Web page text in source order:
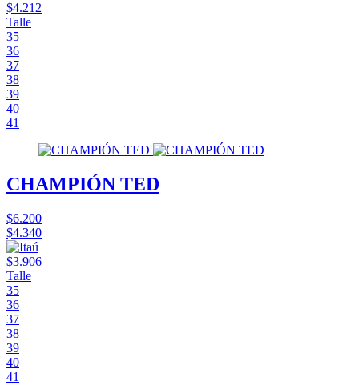
$4.212
Talle
35
36
37
38
39
40
41
CHAMPIÓN TED
$6.200
$4.340
$3.906
Talle
35
36
37
38
39
40
41